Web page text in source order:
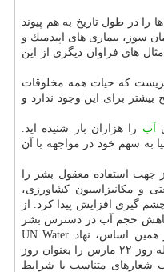
در طول تاریخ به هم پیوند
سوز، بیماری های اپیدمیك و
های فراوان دیگری از این
كه حیات همه مخلوقات
برای این وجود ندارد و
آب را هزاران بار شنیده اید.
به سهم خود در مواجهه با آن
جهت استفاده معقول بشر را
و مكانیزاسیون كشاورزی،
گیری افزایش پیدا كرد. از
حجم آب در دسترس بشر
و تغییر رژیم بارندگی شده است. بر همین اساس، نهاد UN Water
وابسته به سازمان ملل متحد همه ساله روز ۲۲ مارس را بعنوان روز
شعارهای متناسب با شرایط